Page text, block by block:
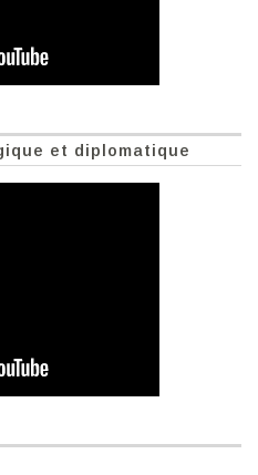
et diplomatique